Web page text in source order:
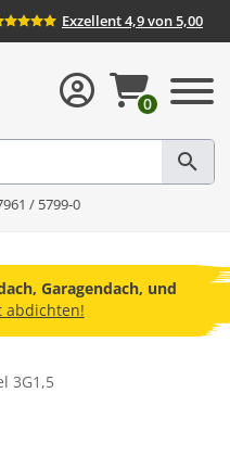
Exzellent 4,9 von 5,00
/ 5799-0
0
Garagendach, und
abdichten!
3G1,5